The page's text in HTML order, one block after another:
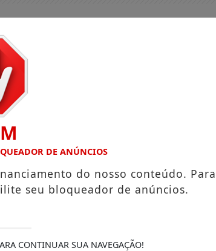
NOTÍCIAS FUTEBOL
DE ANÚNCIOS
do nosso conteúdo. Para
seu bloqueador de anúncios.
CONTINUAR SUA NAVEGAÇÃO!